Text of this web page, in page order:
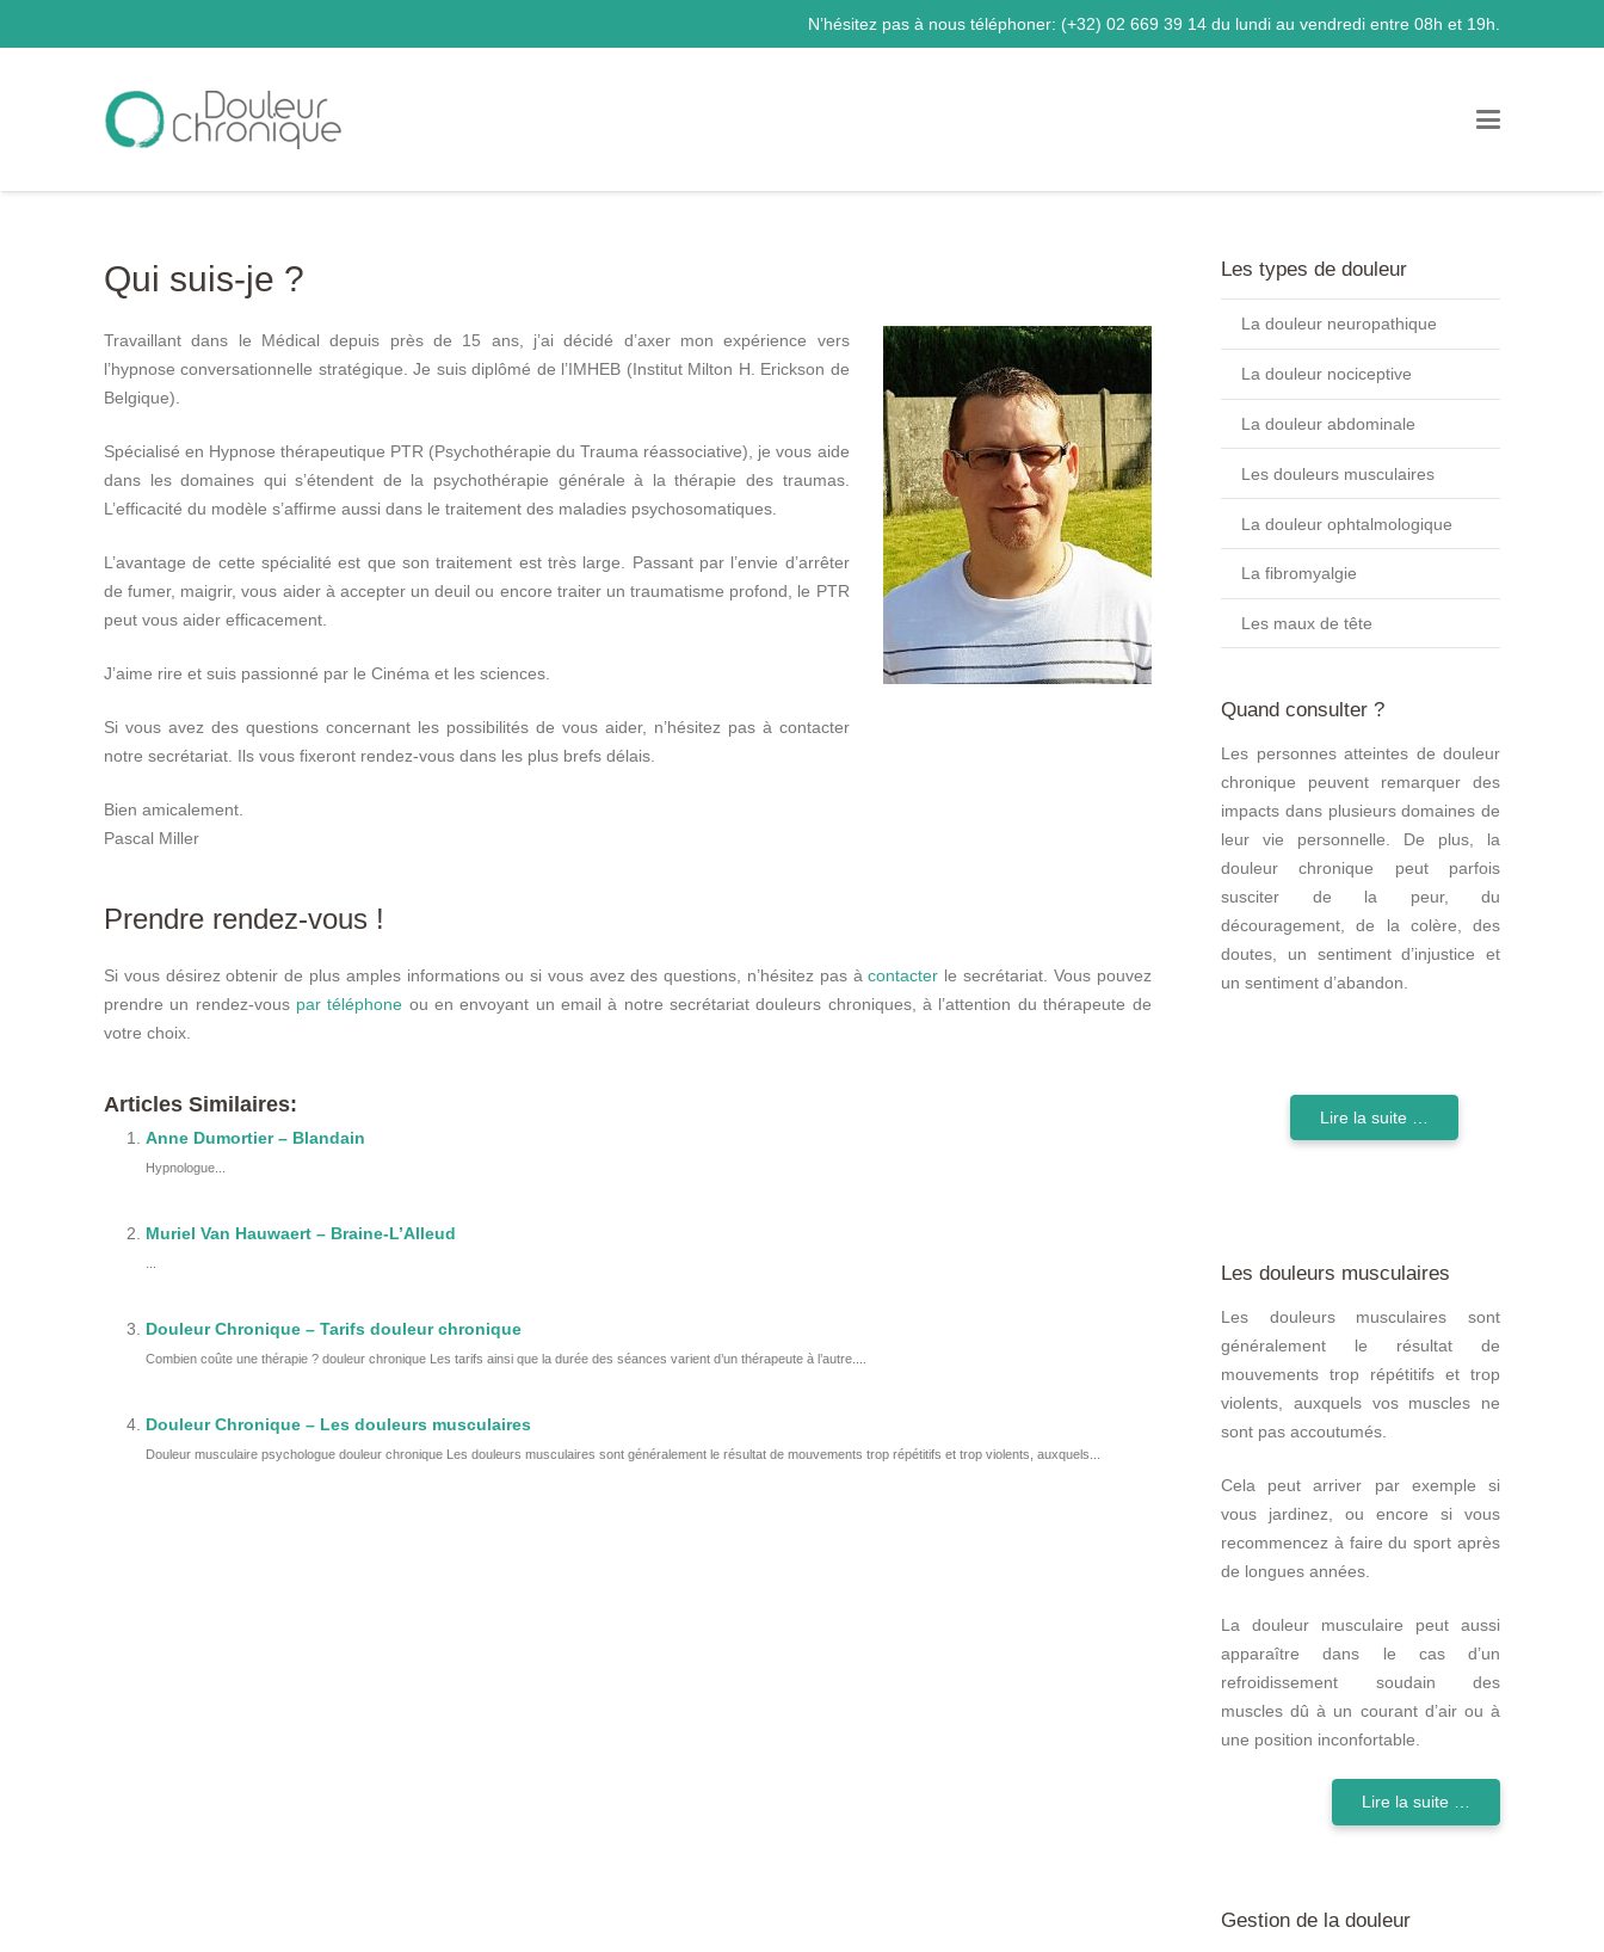
N’hésitez pas à nous téléphoner: (+32) 02 669 39 14 du lundi au vendredi entre 08h et 19h.
Qui suis-je ?
Travaillant dans le Médical depuis près de 15 ans, j’ai décidé d’axer mon expérience vers
l’hypnose conversationnelle stratégique. Je suis diplômé de l’IMHEB (Institut Milton H. Erickson de
Belgique).
Spécialisé en Hypnose thérapeutique PTR (Psychothérapie du Trauma réassociative), je vous aide
dans les domaines qui s’étendent de la psychothérapie générale à la thérapie des traumas.
L’efficacité du modèle s’affirme aussi dans le traitement des maladies psychosomatiques.
L’avantage de cette spécialité est que son traitement est très large. Passant par l’envie d’arrêter
de fumer, maigrir, vous aider à accepter un deuil ou encore traiter un traumatisme profond, le PTR
peut vous aider efficacement.
J’aime rire et suis passionné par le Cinéma et les sciences.
Si vous avez des questions concernant les possibilités de vous aider, n’hésitez pas à contacter
notre secrétariat. Ils vous fixeront rendez-vous dans les plus brefs délais.
Bien amicalement.
Pascal Miller
Prendre rendez-vous !
Si vous désirez obtenir de plus amples informations ou si vous avez des questions, n’hésitez pas àcontacter le secrétariat. Vous pouvez
prendre un rendez-vous par téléphone ou en envoyant un email à notre secrétariat douleurs chroniques, à l’attention du thérapeute de
votre choix.
Articles Similaires:
Anne Dumortier – Blandain
Hypnologue...
Muriel Van Hauwaert – Braine-L’Alleud
Douleur Chronique – Tarifs douleur chronique
Combien coûte une thérapie ? douleur chronique Les tarifs ainsi que la durée des séances varient d’un thérapeute à l’autre....
Douleur Chronique – Les douleurs musculaires
Douleur musculaire psychologue douleur chronique Les douleurs musculaires sont généralement le résultat de mouvements trop répétitifs et trop violents, auxquels...
Les types de douleur
La douleur neuropathique
La douleur nociceptive
La douleur abdominale
Les douleurs musculaires
La douleur ophtalmologique
La fibromyalgie
Les maux de tête
Quand consulter ?
Les personnes atteintes de douleur
chronique peuvent remarquer des
impacts dans plusieurs domaines de
leur vie personnelle. De plus, la
douleur chronique peut parfois
susciter de la peur, du
découragement, de la colère, des
doutes, un sentiment d’injustice et
un sentiment d’abandon.
Lire la suite …
Les douleurs musculaires
Les douleurs musculaires sont
généralement le résultat de
mouvements trop répétitifs et trop
violents, auxquels vos muscles ne
sont pas accoutumés.
Cela peut arriver par exemple si
vous jardinez, ou encore si vous
recommencez à faire du sport après
de longues années.
La douleur musculaire peut aussi
apparaître dans le cas d’un
refroidissement soudain des
muscles dû à un courant d’air ou à
une position inconfortable.
Lire la suite …
Gestion de la douleur